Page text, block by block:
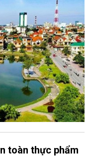
toàn thực phẩm